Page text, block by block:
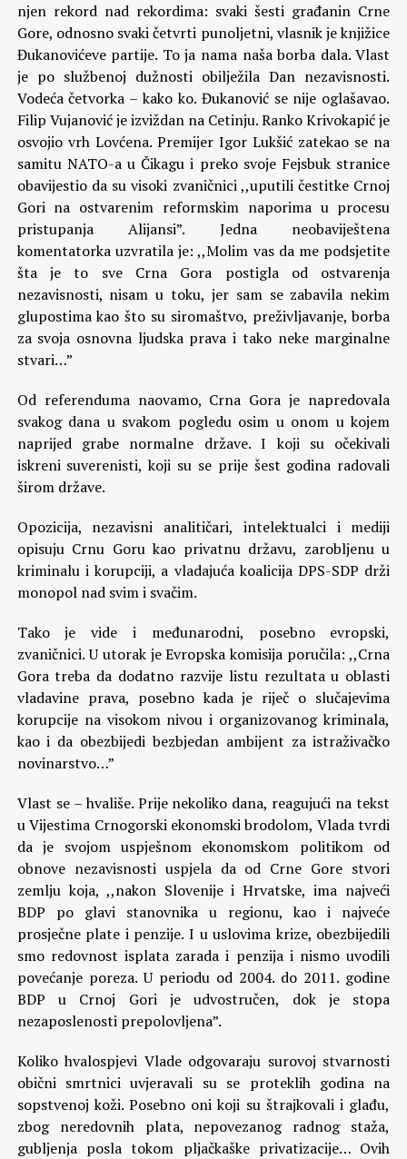
njen rekord nad rekordima: svaki šesti građanin Crne
Gore, odnosno svaki četvrti punoljetni, vlasnik je knjižice
Đukanovićeve partije. To ja nama naša borba dala.Vlast
je po službenoj dužnosti obilježila Dan nezavisnosti.
Vodeća četvorka – kako ko. Đukanović se nije oglašavao.
Filip Vujanović je izviždan na Cetinju. Ranko Krivokapić je
osvojio vrh Lovćena. Premijer Igor Lukšić zatekao se na
samitu NATO-a u Čikagu i preko svoje Fejsbuk stranice
obavijestio da su visoki zvaničnici ,,uputili čestitke Crnoj
Gori na ostvarenim reformskim naporima u procesu
pristupanja Alijansi”. Jedna neobaviještena
komentatorka uzvratila je: ,,Molim vas da me podsjetite
šta je to sve Crna Gora postigla od ostvarenja
nezavisnosti, nisam u toku, jer sam se zabavila nekim
glupostima kao što su siromaštvo, preživljavanje, borba
za svoja osnovna ljudska prava i tako neke marginalne
stvari…”
Od referenduma naovamo, Crna Gora je napredovala
svakog dana u svakom pogledu osim u onom u kojem
naprijed grabe normalne države. I koji su očekivali
iskreni suverenisti, koji su se prije šest godina radovali
širom države.
Opozicija, nezavisni analitičari, intelektualci i mediji
opisuju Crnu Goru kao privatnu državu, zarobljenu u
kriminalu i korupciji, a vladajuća koalicija DPS-SDP drži
monopol nad svim i svačim.
Tako je vide i međunarodni, posebno evropski,
zvaničnici. U utorak je Evropska komisija poručila: ,,Crna
Gora treba da dodatno razvije listu rezultata u oblasti
vladavine prava, posebno kada je riječ o slučajevima
korupcije na visokom nivou i organizovanog kriminala,
kao i da obezbijedi bezbjedan ambijent za istraživačko
novinarstvo…”
Vlast se – hvališe. Prije nekoliko dana, reagujući na tekst
u Vijestima Crnogorski ekonomski brodolom, Vlada tvrdi
da je svojom uspješnom ekonomskom politikom od
obnove nezavisnosti uspjela da od Crne Gore stvori
zemlju koja, ,,nakon Slovenije i Hrvatske, ima najveći
BDP po glavi stanovnika u regionu, kao i najveće
prosječne plate i penzije. I u uslovima krize, obezbijedili
smo redovnost isplata zarada i penzija i nismo uvodili
povećanje poreza. U periodu od 2004. do 2011. godine
BDP u Crnoj Gori je udvostručen, dok je stopa
nezaposlenosti prepolovljena”.
Koliko hvalospjevi Vlade odgovaraju surovoj stvarnosti
obični smrtnici uvjeravali su se proteklih godina na
sopstvenoj koži. Posebno oni koji su štrajkovali i glađu,
zbog neredovnih plata, nepovezanog radnog staža,
gubljenja posla tokom pljačkaške privatizacije… Ovih